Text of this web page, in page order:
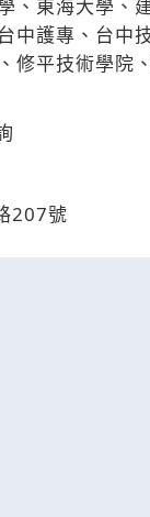
、東海大學、
中護專、台中
修平技術學院
207號